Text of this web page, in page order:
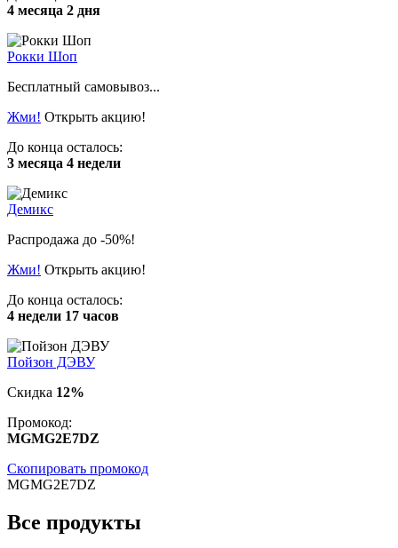
4 месяца 2 дня
Рокки Шоп
Бесплатный самовывоз...
Жми! Открыть акцию!
До конца осталось:
3 месяца 4 недели
Демикс
Распродажа до -50%!
Жми! Открыть акцию!
До конца осталось:
4 недели 17 часов
Пойзон ДЭВУ
Скидка 12%
Промокод:
MGMG2E7DZ
Скопировать промокод
MGMG2E7DZ
Все продукты